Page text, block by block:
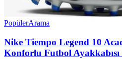
PopülerArama
Nike Tiempo Legend 10
Konforlu Futbol Ayakkabısı